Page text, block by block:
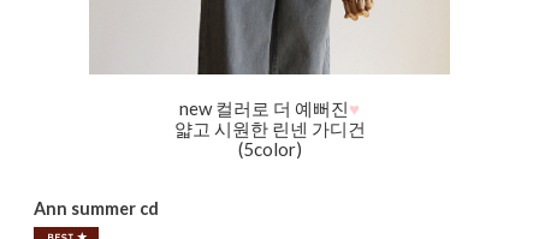
new 컬러로 더 예뻐진♥
얇고 시원한 린넨 가디건
(5color)
Ann summer cd